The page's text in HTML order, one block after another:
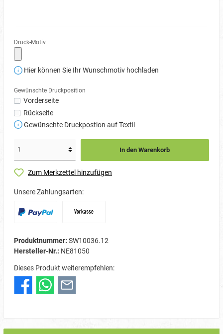
Druck-Motiv
Hier können Sie Ihr Wunschmotiv hochladen
Gewünschte Druckposition
Vorderseite
Rückseite
Gewünschte Druckpostion auf Textil
In den Warenkorb
Zum Merkzettel hinzufügen
Unsere Zahlungsarten:
Produktnummer: SW10036.12
Hersteller-Nr.: NE81050
Dieses Produkt weiterempfehlen: